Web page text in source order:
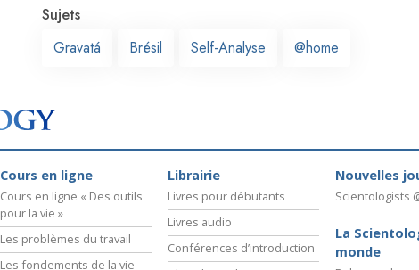
Sujets
Gravatá
Brésil Self-Analyse @home
Cours en ligne
Cours en ligne « Des outils
pour la vie »
Les problèmes du travail
Les fondements de la vie
Librairie
Livres pour débutants
Livres audio
Conférences d’introduction
Nouvelles
Scientologists
La
monde